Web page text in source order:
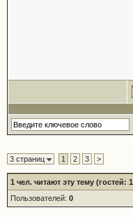
3 страниц 1 2 3 >
1 чел. читают эту тему
Пользователей: 0